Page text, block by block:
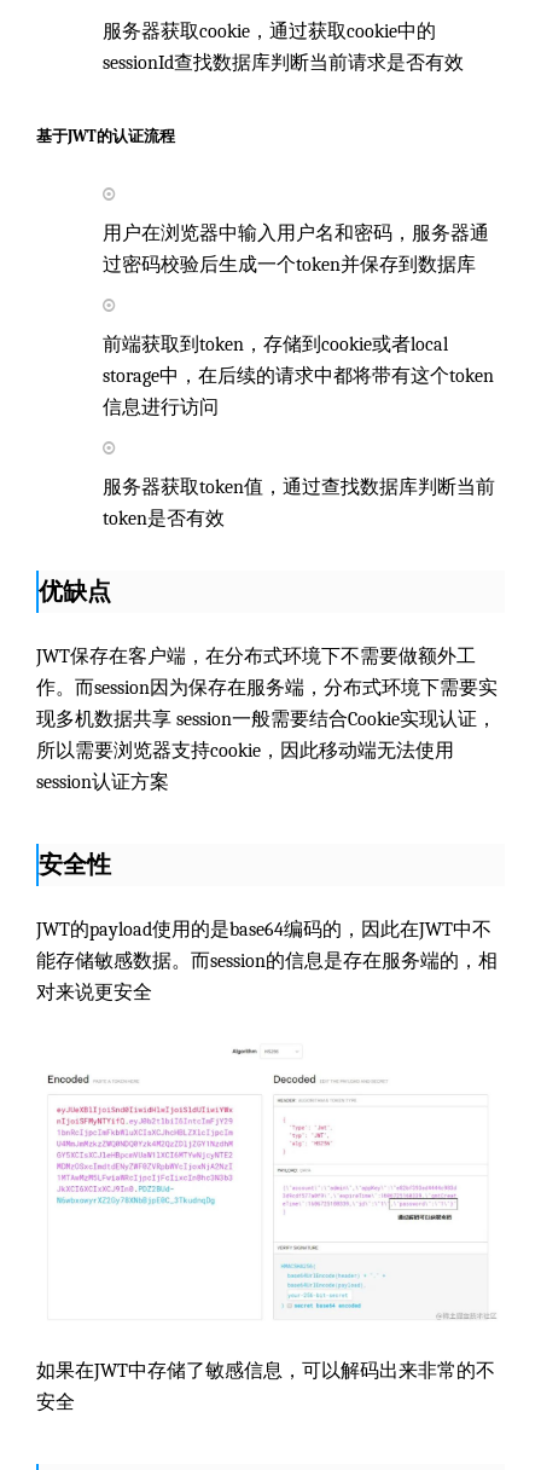
服务器获取cookie，通过获取cookie中的
sessionId查找数据库判断当前请求是否有效
基于JWT的认证流程
用户在浏览器中输入用户名和密码，服务器通
过密码校验后生成一个token并保存到数据库
前端获取到token，存储到cookie或者local
storage中，在后续的请求中都将带有这个token
信息进行访问
服务器获取token值，通过查找数据库判断当前
token是否有效
优缺点
JWT保存在客户端，在分布式环境下不需要做额外工
作。而session因为保存在服务端，分布式环境下需要实
现多机数据共享 session一般需要结合Cookie实现认证，
所以需要浏览器支持cookie，因此移动端无法使用
session认证方案
安全性
JWT的payload使用的是base64编码的，因此在JWT中不
能存储敏感数据。而session的信息是存在服务端的，相
对来说更安全
如果在JWT中存储了敏感信息，可以解码出来非常的不
安全